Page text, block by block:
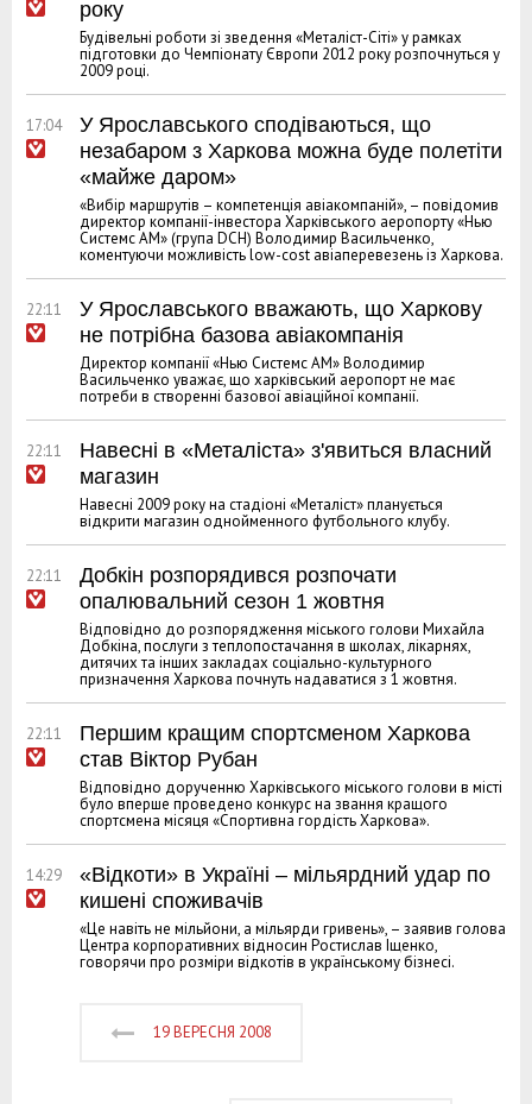
року
Будівельні роботи зі зведення «Металіст-Сіті» у рамках
підготовки до Чемпіонату Європи 2012 року розпочнуться у
2009 році.
17:04
У Ярославського сподіваються, що
незабаром з Харкова можна буде полетіти
«майже даром»
«Вибір маршрутів – компетенція авіакомпаній», – повідомив
директор компанії-інвестора Харківського аеропорту «Нью
Системс АМ» (група DCH) Володимир Васильченко,
коментуючи можливість low-cost авіаперевезень із Харкова.
22:11
У Ярославського вважають, що Харкову
не потрібна базова авіакомпанія
Директор компанії «Нью Системс АМ» Володимир
Васильченко уважає, що харківський аеропорт не має
потреби в створенні базової авіаційної компанії.
22:11
Навесні в «Металіста» з'явиться власний
магазин
Навесні 2009 року на стадіоні «Металіст» планується
відкрити магазин однойменного футбольного клубу.
22:11
Добкін розпорядився розпочати
опалювальний сезон 1 жовтня
Відповідно до розпорядження міського голови Михайла
Добкіна, послуги з теплопостачання в школах, лікарнях,
дитячих та інших закладах соціально-культурного
призначення Харкова почнуть надаватися з 1 жовтня.
22:11
Першим кращим спортсменом Харкова
став Віктор Рубан
Відповідно дорученню Харківського міського голови в місті
було вперше проведено конкурс на звання кращого
спортсмена місяця «Спортивна гордість Харкова».
14:29
«Відкоти» в Україні – мільярдний удар по
кишені споживачів
«Це навіть не мільйони, а мільярди гривень», – заявив голова
Центра корпоративних відносин Ростислав Іщенко,
говорячи про розміри відкотів в українському бізнесі.
19 ВЕРЕСНЯ 2008